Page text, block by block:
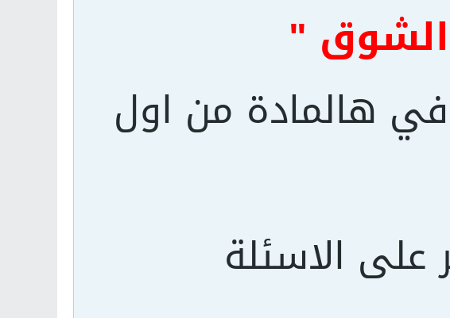
"
في هالمادة من اول
على الاسئلة